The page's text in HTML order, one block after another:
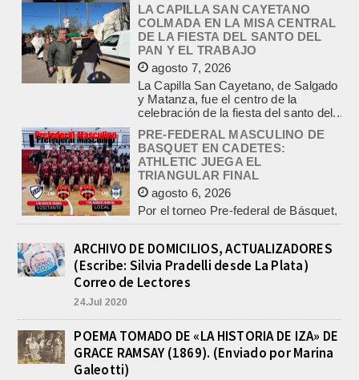
agosto 7, 2026
La Capilla San Cayetano, de Salgado
y Matanza, fue el centro de la
celebración de la fiesta del santo del...
PRE-FEDERAL MASCULINO DE
BASQUET EN CADETES:
ATHLETIC JUEGA EL
TRIANGULAR FINAL
agosto 6, 2026
Por el torneo Pre-federal de Básquet,
el equipo de Cadetes de Athletic, logró
un resonante triunfo ante Morón, y
se...
POLICIALES DE EMPALME.
APREHENDIERON A UN HOMBRE
Y UNA MUJER POR
COMERCIALIZAR DROGAS
agosto 8, 2026
En la noche del viernes, en calle
Rivadavia de Empalme, personal de
la Comisaría Segunda...
INCENDIO EN LA VIVIENDA DE UN
ARCHIVO DE DOMICILIOS, ACTUALIZADORES
(Escribe: Silvia Pradelli desde La Plata)
Correo de Lectores
24.Jul 2020
POEMA TOMADO DE «LA HISTORIA DE IZA» DE
GRACE RAMSAY (1869). (Enviado por Marina
Galeotti)